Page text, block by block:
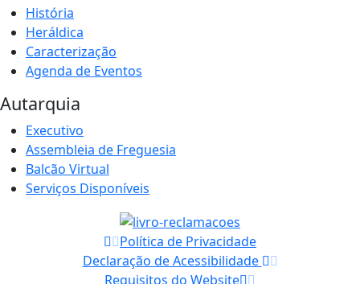
História
Heráldica
Caracterização
Agenda de Eventos
Autarquia
Executivo
Assembleia de Freguesia
Balcão Virtual
Serviços Disponíveis
Política de Privacidade
Declaração de Acessibilidade
Requisitos do Website